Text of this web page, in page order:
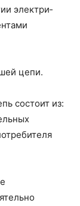
электри­
цепи.
состоит из: